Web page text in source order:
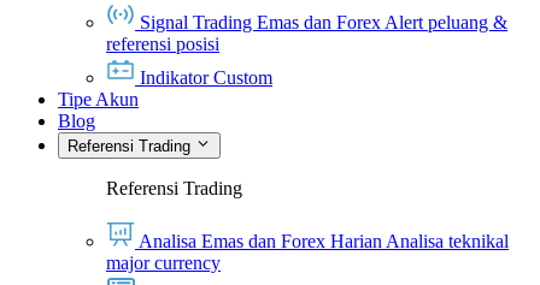
Signal Trading Emas dan Forex Alert peluang &
referensi posisi
Indikator Custom
Tipe Akun
Blog
Referensi Trading
Referensi Trading
Analisa Emas dan Forex Harian Analisa teknikal
major currency